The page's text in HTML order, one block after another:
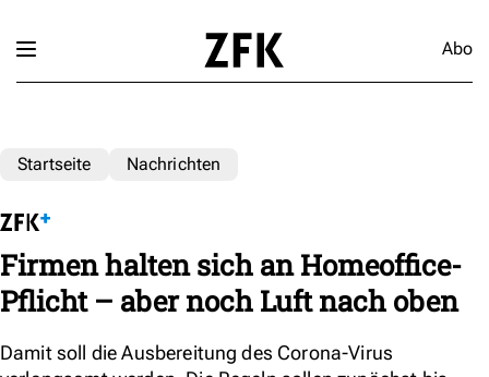
Abo
Startseite Nachrichten
Firmen halten sich an Homeoffice-
Pflicht – aber noch Luft nach oben
Damit soll die Ausbereitung des Corona-Virus